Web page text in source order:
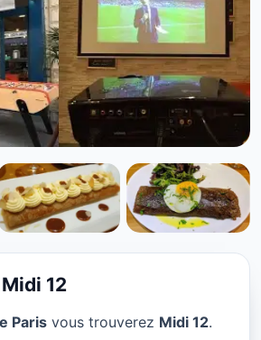
12
Paris vous trouverez Midi 12.